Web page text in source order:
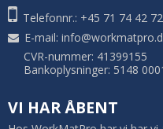
Telefonnr.: +45 71 74 42 72
E-mail:
CVR-nummer: 41399155
Bankoplysninger: 5148
VI HAR ÅBENT